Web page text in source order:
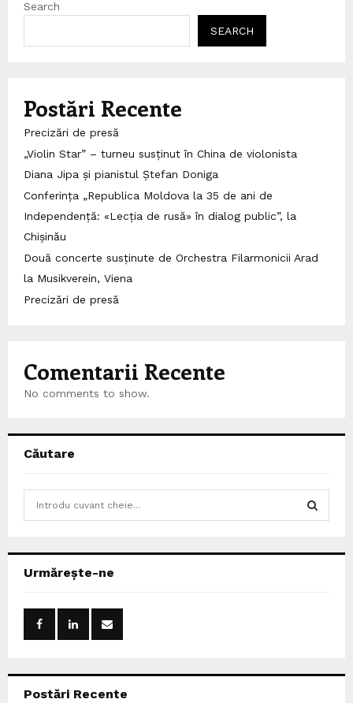
Search
SEARCH
Postări Recente
Precizări de presă
„Violin Star” – turneu susținut în China de violonista
Diana Jipa și pianistul Ștefan Doniga
Conferința „Republica Moldova la 35 de ani de
Independență: «Lecția de rusă» în dialog public”, la
Chișinău
Două concerte susținute de Orchestra Filarmonicii Arad
la Musikverein, Viena
Precizări de presă
Comentarii Recente
No comments to show.
Căutare
h
Urmărește-ne
Postări Recente